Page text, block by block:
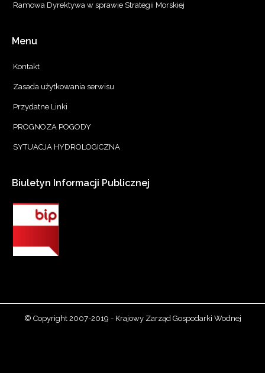
Ramowa Dyrektywa w sprawie Strategii Morskiej
Menu
Kontakt
Zasada użytkowania serwisu
Przydatne Linki
PROGNOZA POGODY
SYTUACJA HYDROLOGICZNA
Biuletyn Informacji Publicznej
© Copyright 2007-2019 - Krajowy Zarząd Gospodarki Wodnej